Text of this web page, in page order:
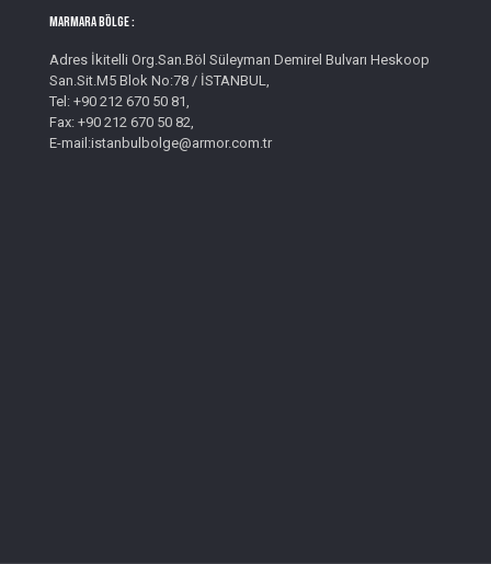
MARMARA BÖLGE :
Adres İkitelli Org.San.Böl Süleyman Demirel Bulvarı Heskoop
San.Sit.M5 Blok No:78 / İSTANBUL,
Tel: +90 212 670 50 81,
Fax: +90 212 670 50 82,
E-mail:istanbulbolge@armor.com.tr